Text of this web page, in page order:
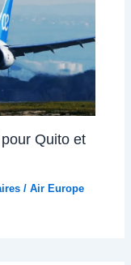
Quito et
/Air Europe